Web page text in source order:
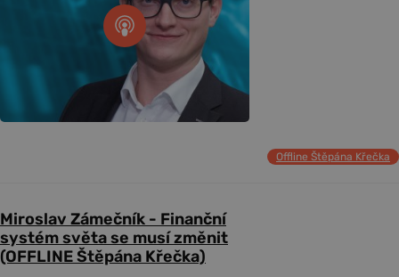
Offline Štěpána Křečka
Miroslav Zámečník - Finanční
systém světa se musí změnit
(OFFLINE Štěpána Křečka)